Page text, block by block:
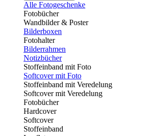
Alle Fotogeschenke
Fotobücher
Wandbilder & Poster
Bilderboxen
Fotohalter
Bilderrahmen
Notizbücher
Stoffeinband mit Foto
Softcover mit Foto
Stoffeinband mit Veredelung
Softcover mit Veredelung
Fotobücher
Hardcover
Softcover
Stoffeinband